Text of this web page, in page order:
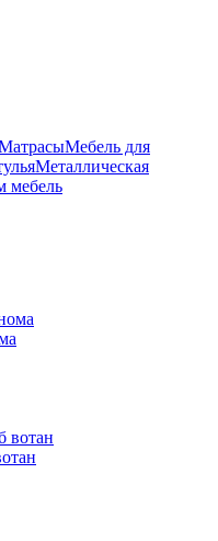
Мебель для
Металлическая
мебель